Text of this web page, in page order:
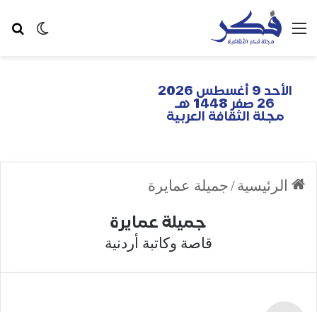
الأحد 9 أغسطس 2026
26 صفر 1448 هـ
مجلة الثقافة العربية
الرئيسية/جميلة عمايرة
جميلة عمايرة
قاصة وكاتبة أردنية